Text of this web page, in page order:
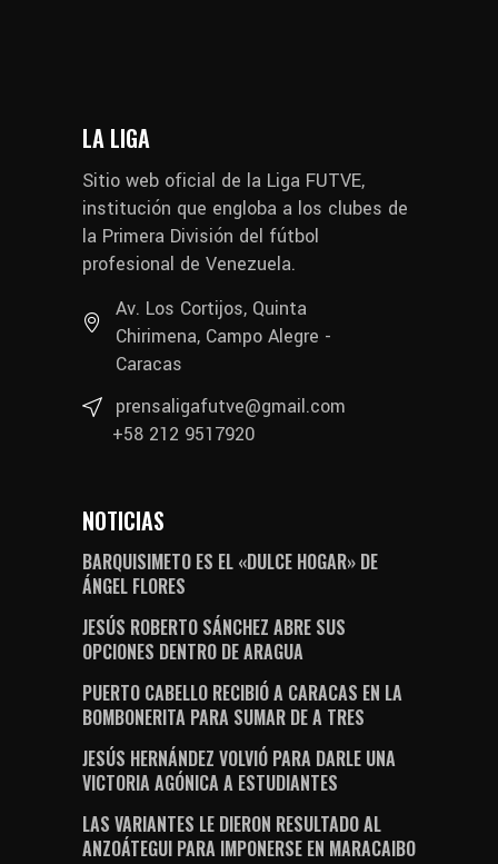
LA LIGA
Sitio web oficial de la Liga FUTVE,
institución que engloba a los clubes de
la Primera División del fútbol
profesional de Venezuela.
Av. Los Cortijos, Quinta
Chirimena, Campo Alegre -
Caracas
prensaligafutve@gmail.com
+58 212 9517920
NOTICIAS
BARQUISIMETO ES EL «DULCE HOGAR» DE
ÁNGEL FLORES
JESÚS ROBERTO SÁNCHEZ ABRE SUS
OPCIONES DENTRO DE ARAGUA
PUERTO CABELLO RECIBIÓ A CARACAS EN LA
BOMBONERITA PARA SUMAR DE A TRES
JESÚS HERNÁNDEZ VOLVIÓ PARA DARLE UNA
VICTORIA AGÓNICA A ESTUDIANTES
LAS VARIANTES LE DIERON RESULTADO AL
ANZOÁTEGUI PARA IMPONERSE EN MARACAIBO